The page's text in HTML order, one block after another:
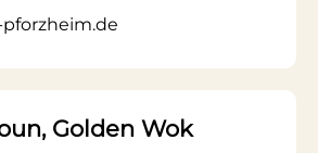
Golden Wok